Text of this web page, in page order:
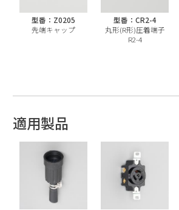
型番：Z0205
先端キャップ
型番：CR2-4
丸形(R形)圧着端子
R2-4
適用製品